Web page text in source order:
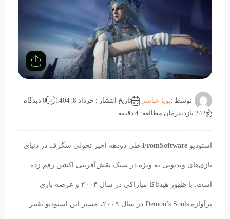
توسط :پویا عباسی تاریخ انتشار : خرداد 8, 1404
0 دیدگاه
242 بازدید
زمان مطالعه: 4 دقیقه
استودیو FromSoftware طی دودهه اخیر تحولی شگرف در دنیای
بازی‌های ویدیویی به ویژه در سبک نقش‌آفرینی اکشن رقم زده
است. با ظهور هیدتاکا میازاکی در سال ۲۰۰۴ و عرضه بازی
پرآوازه Demon’s Souls در سال ۲۰۰۹، مسیر این استودیو تغییر